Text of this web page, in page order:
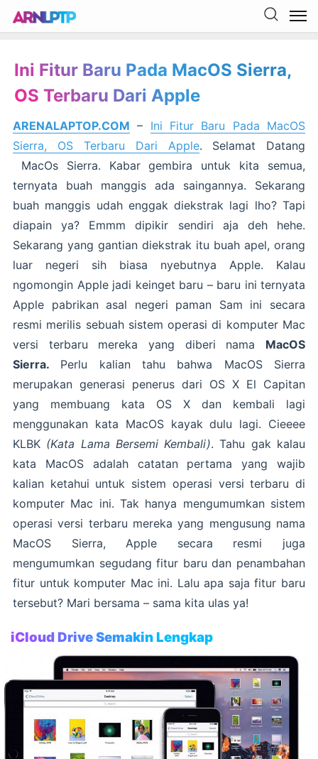
Ini Fitur Baru Pada MacOS Sierra,
OS Terbaru Dari Apple
ARENALAPTOP.COM – Ini Fitur Baru Pada MacOS
Sierra, OS Terbaru Dari Apple.
Selamat Datang
MacOs Sierra. Kabar gembira untuk kita semua,
ternyata buah manggis ada saingannya. Sekarang
buah manggis udah enggak diekstrak lagi lho? Tapi
diapain ya? Emmm dipikir sendiri aja deh hehe.
Sekarang yang gantian diekstrak itu buah apel, orang
luar negeri sih biasa nyebutnya Apple. Kalau
ngomongin Apple jadi keinget baru – baru ini ternyata
Apple pabrikan asal negeri paman Sam ini secara
resmi merilis sebuah sistem operasi di komputer Mac
versi terbaru mereka yang diberi nama MacOS
Sierra. Perlu kalian tahu bahwa MacOS Sierra
merupakan generasi penerus dari OS X El Capitan
yang membuang kata OS X dan kembali lagi
menggunakan kata MacOS kayak dulu lagi. Cieeee
KLBK (Kata Lama Bersemi Kembali). Tahu gak kalau
kata MacOS adalah catatan pertama yang wajib
kalian ketahui untuk sistem operasi versi terbaru di
komputer Mac ini. Tak hanya mengumumkan sistem
operasi versi terbaru mereka yang mengusung nama
MacOS Sierra, Apple secara resmi juga
mengumumkan segudang fitur baru dan penambahan
fitur untuk komputer Mac ini. Lalu apa saja fitur baru
tersebut? Mari bersama – sama kita ulas ya!
iCloud Drive Semakin Lengkap